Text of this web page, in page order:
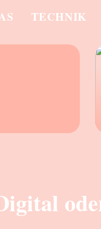
TECHNIK